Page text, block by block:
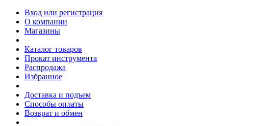
Вход или регистрация
О компании
Магазины
Каталог товаров
Прокат инструмента
Распродажа
Избранное
Доставка и подъем
Способы оплаты
Возврат и обмен